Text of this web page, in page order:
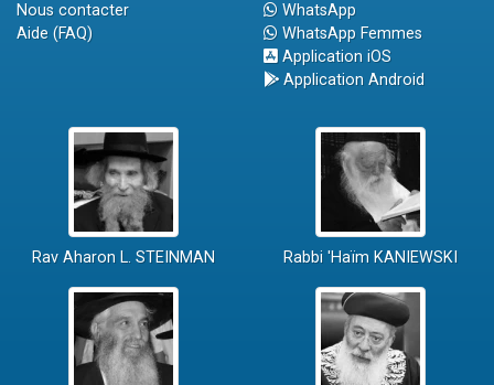
Nous contacter
Aide (FAQ)
WhatsApp
WhatsApp Femmes
Application iOS
Application Android
Rav Aharon L. STEINMAN Rabbi 'Haïm KANIEWSKI